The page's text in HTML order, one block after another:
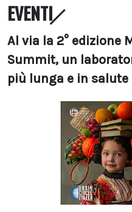
EVENTI
Al via la 2° edizione
Summit, un
più lunga e in salute